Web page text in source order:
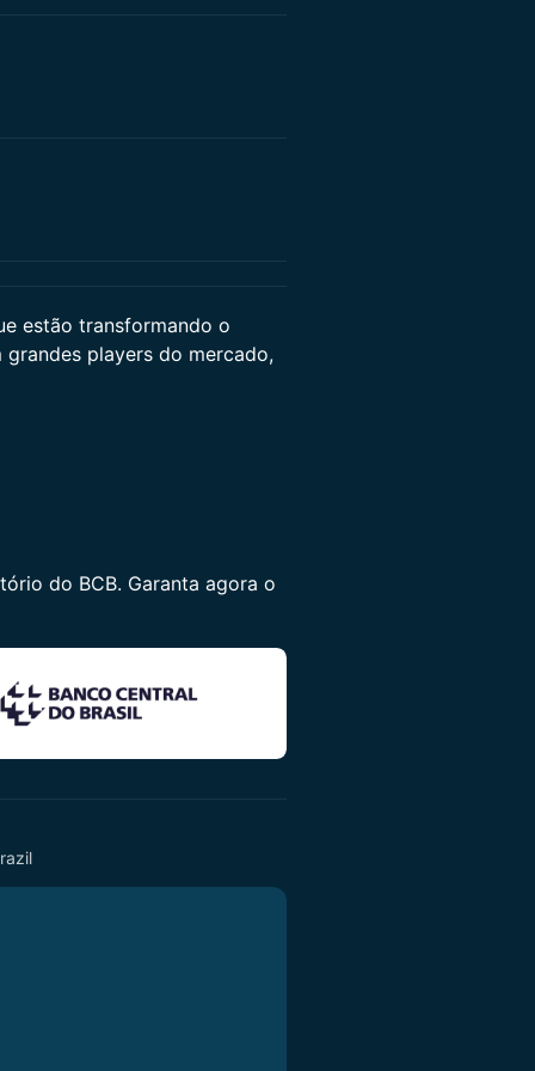
estão transformando o
players do mercado,
do BCB. Garanta agora o